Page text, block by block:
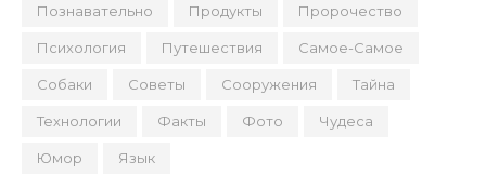
Познавательно Продукты Пророчество
Психология Путешествия Самое-Самое
Собаки Советы Сооружения Тайна
Технологии Факты Фото Чудеса
Юмор Язык